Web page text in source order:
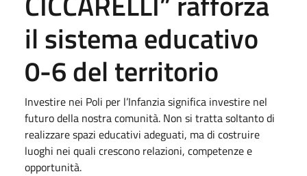
il sistema educativo
0-6 del territorio
Investire nei Poli per l’Infanzia significa investire nel
futuro della nostra comunità. Non si tratta soltanto di
realizzare spazi educativi adeguati, ma di costruire
luoghi nei quali crescono relazioni, competenze e
opportunità.